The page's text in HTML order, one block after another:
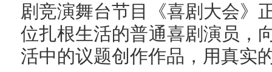
剧竞演舞台节目《喜剧大会》
位扎根生活的普通喜剧演员，
活中的议题创作作品，用真实